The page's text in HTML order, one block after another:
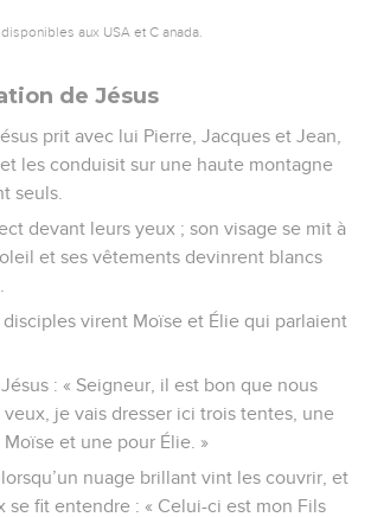
aux USA et C anada.
de Jésus
prit avec lui Pierre, Jacques et Jean,
les conduisit sur une haute montagne
seuls.
devant leurs yeux ; son visage se mit à
et ses vêtements devinrent blancs
disciples virent Moïse et Élie qui parlaient
: « Seigneur, il est bon que nous
je vais dresser ici trois tentes, une
et une pour Élie. »
nuage brillant vint les couvrir, et
se fit entendre : « Celui-ci est mon Fils